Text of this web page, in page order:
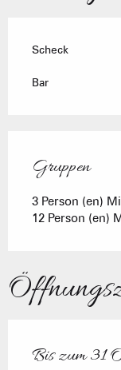
Scheck
Bar
Gruppen
Gruppen
3 Person (en)
12 Person (en)
vom1 April 2026
Bis zum31